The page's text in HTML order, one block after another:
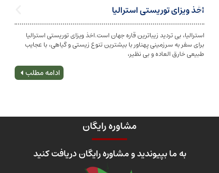
توریستی استرالیا
تردید زیباترین قاره جهان است.اخذ ویزای توریستی استرالیا
سرزمینی پهناور با بیشترین تنوع زیستی و گیاهی، با عجایب
العاده و بی نظیر،
تابعیت و اخذ
شخص به دولت
مشاوره رایگان
بپیوندید و مشاوره رایگان دریافت کنید